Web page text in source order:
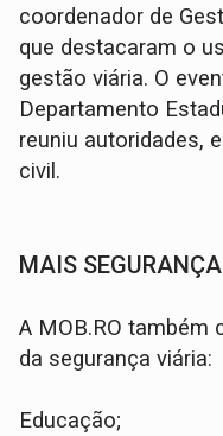
coordenador de
que destacaram o
gestão viária. O
Departamento
reuniu autoridades,
civil.
MAIS SEGURANÇA
A MOB.RO também
da segurança viária:
Educação;